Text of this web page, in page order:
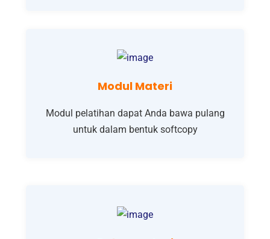
Modul Materi
Modul pelatihan dapat Anda bawa pulang
untuk dalam bentuk softcopy